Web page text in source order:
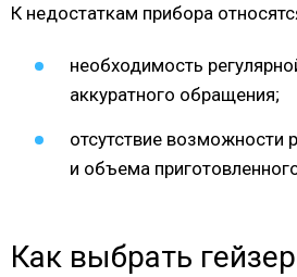
К недостаткам прибора
необходимость
аккуратного обращения;
отсутствие возможности
и объема
Как выбрать